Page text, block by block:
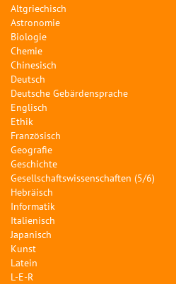
Altgriechisch
Astronomie
Biologie
Chemie
Chinesisch
Deutsch
Deutsche Gebärdensprache
Englisch
Ethik
Französisch
Geografie
Geschichte
Gesellschaftswissenschaften (5/6)
Hebräisch
Informatik
Italienisch
Japanisch
Kunst
Latein
L-E-R